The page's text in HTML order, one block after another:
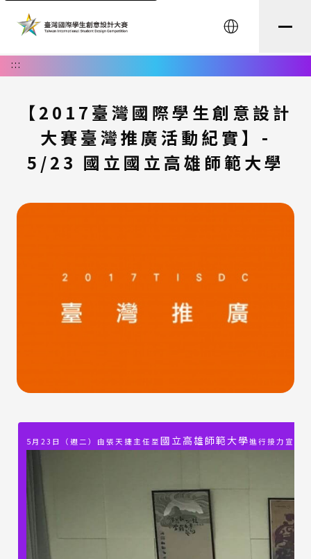
English
:::
【2017臺灣國際學生創意設計
大賽臺灣推廣活動紀實】-
5/23 國立國立高雄師範大學
5月23日（週二）由張天捷主任至 國立高雄師範大學進行接力宣傳